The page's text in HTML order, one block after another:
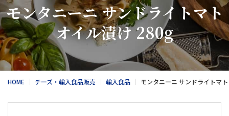
モンタニーニ サンドライトマト
オイル漬け 280g
HOME チーズ・輸入食品販売 輸入食品 モンタニーニ サンドライトマ